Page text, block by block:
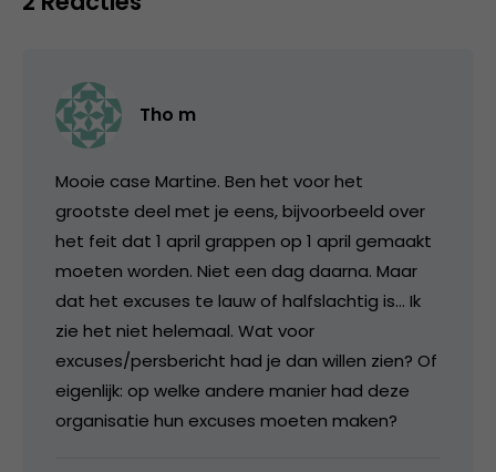
Tho m
Mooie case Martine. Ben het voor het
grootste deel met je eens, bijvoorbeeld over
het feit dat 1 april grappen op 1 april gemaakt
moeten worden. Niet een dag daarna. Maar
dat het excuses te lauw of halfslachtig is… Ik
zie het niet helemaal. Wat voor
excuses/persbericht had je dan willen zien? Of
eigenlijk: op welke andere manier had deze
organisatie hun excuses moeten maken?